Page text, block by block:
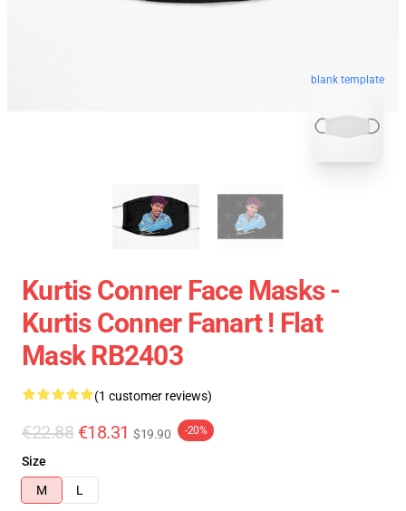
blank template
Kurtis Conner Face Masks -
Kurtis Conner Fanart ! Flat
Mask RB2403
(1 customer reviews)
€22.88 €18.31 $19.90 -20%
Size
M
L